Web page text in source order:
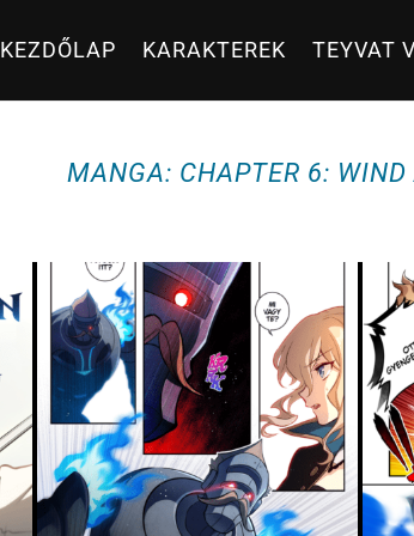
KEZDŐLAP KARAKTEREK TEYVAT
MANGA: CHAPTER 6: WIND